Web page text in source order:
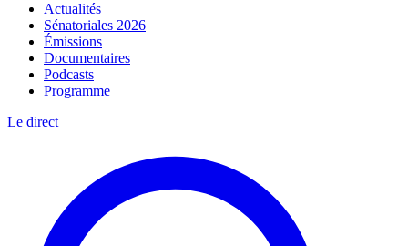
Actualités
Sénatoriales 2026
Émissions
Documentaires
Podcasts
Programme
Le direct